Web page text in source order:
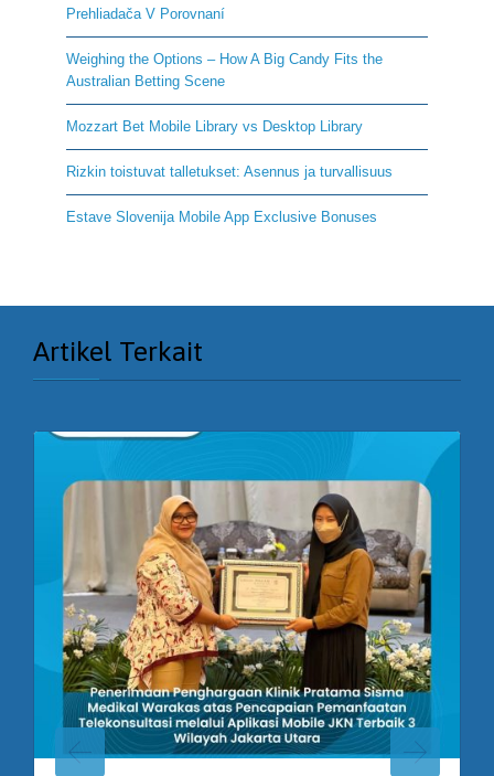
Prehliadača V Porovnaní
Weighing the Options – How A Big Candy Fits the
Australian Betting Scene
Mozzart Bet Mobile Library vs Desktop Library
Rizkin toistuvat talletukset: Asennus ja turvallisuus
Estave Slovenija Mobile App Exclusive Bonuses
Artikel Terkait